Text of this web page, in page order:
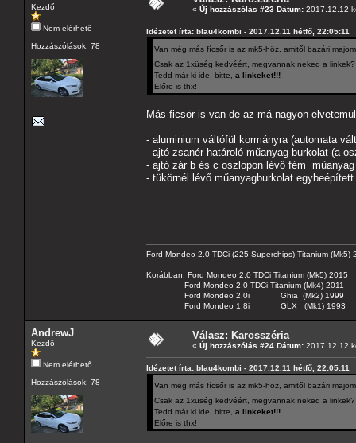
Kezdő
Nem elérhető
Hozzászólások: 78
« Új hozzászólás #23 Dátum: 2017.12.12
Idézetet írta: blau4kombi - 2017.12.11 hétfő, 22:05:11
Van még más fícsőr is az mk5-höz, amitől bazári
Csak az 1xüség kedvéért, megvannak neked a
Tedd már ki ide, bitte, a linkeket!!!
Előre is thx!
Más ficsör is van de az má nagyon
- aluminium váltófül kormányra (automata
- ajtó zsanér határoló műanyag burkolat (a
- ajtó zár b és c oszlopon lévő fém
- tükörnél lévő műanyagburkolat
Ford Mondeo 2.0 TDCi (225 Superchips) Titanium (Mk5)
Korábban: Ford Mondeo 2.0 TDCi Titanium (Mk5) 2015
Ford Mondeo 2.0 TDCi Titanium (Mk4) 2011
Ford Mondeo 2.0i Ghia (Mk2) 1999
Ford Mondeo 1.8i GLX (Mk1) 1993
AndrewJ
Kezdő
Nem elérhető
Hozzászólások: 78
Válasz: Karosszéria
« Új hozzászólás #24 Dátum: 2017.12.12
Idézetet írta: blau4kombi - 2017.12.11 hétfő, 22:05:11
Van még más fícsőr is az mk5-höz, amitől bazári
Csak az 1xüség kedvéért, megvannak neked a
Tedd már ki ide, bitte, a linkeket!!!
Előre is thx!